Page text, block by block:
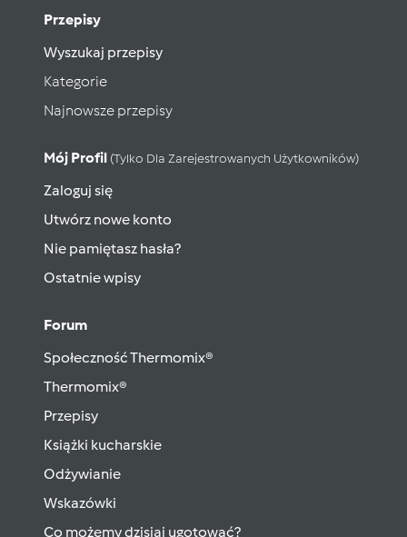
Przepisy
Wyszukaj przepisy
Kategorie
Najnowsze przepisy
Mój Profil (tylko Dla Zarejestrowanych Użytkowników)
Zaloguj się
Utwórz nowe konto
Nie pamiętasz hasła?
Ostatnie wpisy
Forum
Społeczność Thermomix®
Thermomix®
Przepisy
Książki kucharskie
Odżywianie
Wskazówki
Co możemy dzisiaj ugotować?